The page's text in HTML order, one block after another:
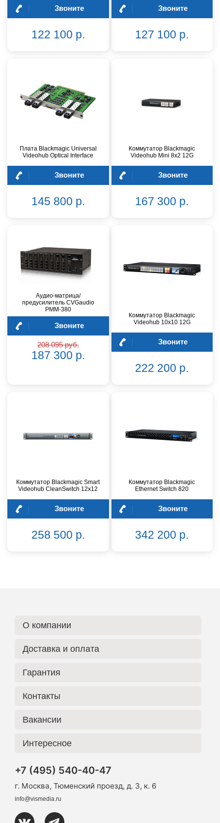
Звоните
122 100 р.
Звоните
127 100 р.
Плата Blackmagic Universal
Videohub Optical Interface
Звоните
145 800 р.
Коммутатор Blackmagic
Videohub Mini 8x2 12G
Звоните
167 300 р.
Аудио-матрица/
предусилитель CVGaudio
PMM-380
Звоните
208 095 руб.
187 300 р.
Коммутатор Blackmagic
Videohub 10x10 12G
Звоните
222 200 р.
Коммутатор Blackmagic Smart
Videohub CleanSwitch 12x12
Звоните
258 500 р.
Коммутатор Blackmagic
Ethernet Switch 820
Звоните
342 200 р.
О компании
Доставка и оплата
Гарантия
Контакты
Вакансии
Интересное
+7 (495) 540-40-47
г. Москва, Тюменский проезд, д. 3, к. 6
info@vismedia.ru